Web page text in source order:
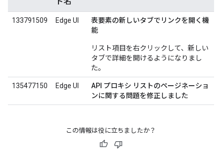
133791509 Edge UI
表要素の新しいタブでリンクを開く機
能
リスト項目を右クリックして、新しい
タブで詳細を開けるようになりまし
た。
135477150 Edge UI
API プロキシ リストのページネーショ
ンに関する問題を修正しました
この情報は役に立ちましたか？